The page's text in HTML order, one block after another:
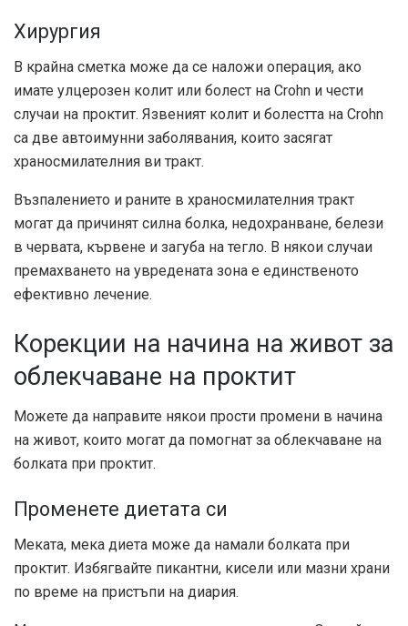
Хирургия
В крайна сметка може да се наложи операция, ако
имате улцерозен колит или болест на Crohn и чести
случаи на проктит. Язвеният колит и болестта на Crohn
са две автоимунни заболявания, които засягат
храносмилателния ви тракт.
Възпалението и раните в храносмилателния тракт
могат да причинят силна болка, недохранване, белези
в червата, кървене и загуба на тегло. В някои случаи
премахването на увредената зона е единственото
ефективно лечение.
Корекции на начина на живот за
облекчаване на проктит
Можете да направите някои прости промени в начина
на живот, които могат да помогнат за облекчаване на
болката при проктит.
Променете диетата си
Меката, мека диета може да намали болката при
проктит. Избягвайте пикантни, кисели или мазни храни
по време на пристъпи на диария.